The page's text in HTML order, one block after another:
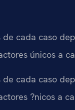
de cada caso
únicos a
de cada caso
?nicos a